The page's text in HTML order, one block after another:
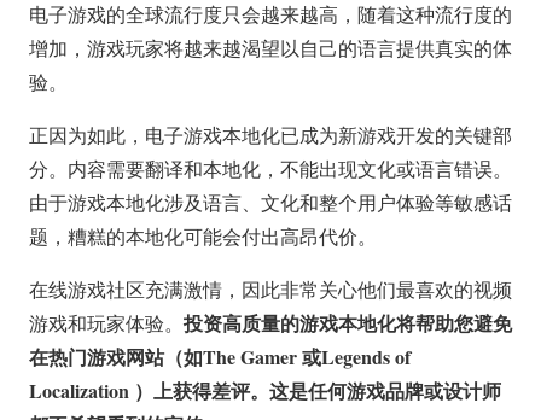
电子游戏的全球流行度只会越来越高，随着这种流行度的
增加，游戏玩家将越来越渴望以自己的语言提供真实的体
验。
正因为如此，电子游戏本地化已成为新游戏开发的关键部
分。内容需要翻译和本地化，不能出现文化或语言错误。
由于游戏本地化涉及语言、文化和整个用户体验等敏感话
题，糟糕的本地化可能会付出高昂代价。
在线游戏社区充满激情，因此非常关心他们最喜欢的视频
游戏和玩家体验。 投资高质量的游戏本地化将帮助您避免
在热门游戏网站（如The Gamer 或Legends of
Localization ）上获得差评。这是任何游戏品牌或设计师